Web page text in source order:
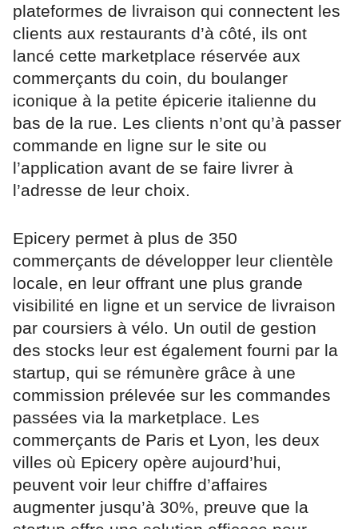
plateformes de livraison qui connectent les
clients aux restaurants d’à côté, ils ont
lancé cette marketplace réservée aux
commerçants du coin, du boulanger
iconique à la petite épicerie italienne du
bas de la rue. Les clients n’ont qu’à passer
commande en ligne sur le site ou
l’application avant de se faire livrer à
l’adresse de leur choix.
Epicery permet à plus de 350
commerçants de développer leur clientèle
locale, en leur offrant une plus grande
visibilité en ligne et un service de livraison
par coursiers à vélo. Un outil de gestion
des stocks leur est également fourni par la
startup, qui se rémunère grâce à une
commission prélevée sur les commandes
passées via la marketplace. Les
commerçants de Paris et Lyon, les deux
villes où Epicery opère aujourd’hui,
peuvent voir leur chiffre d’affaires
augmenter jusqu’à 30%, preuve que la